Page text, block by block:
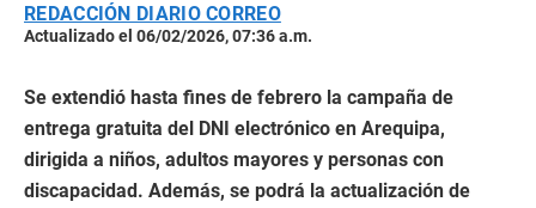
REDACCIÓN DIARIO CORREO
Actualizado el 06/02/2026, 07:36 a.m.
Se extendió hasta fines de febrero la campaña de
entrega gratuita del DNI electrónico en Arequipa,
dirigida a niños, adultos mayores y personas con
discapacidad. Además, se podrá la actualización de